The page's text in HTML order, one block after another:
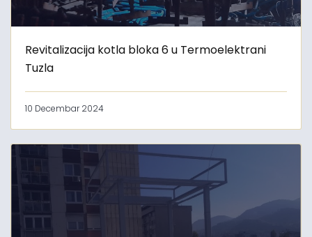
Revitalizacija kotla bloka 6 u Termoelektrani
Tuzla
10 Decembar 2024